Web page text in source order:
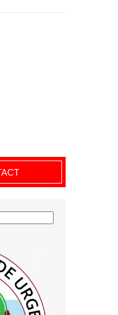
stiri locale